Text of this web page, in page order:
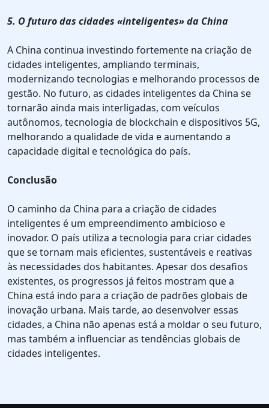
5. O futuro das cidades «inteligentes» da China
A China continua investindo fortemente na criação de
cidades inteligentes, ampliando terminais,
modernizando tecnologias e melhorando processos de
gestão. No futuro, as cidades inteligentes da China se
tornarão ainda mais interligadas, com veículos
autônomos, tecnologia de blockchain e dispositivos 5G,
melhorando a qualidade de vida e aumentando a
capacidade digital e tecnológica do país.
Conclusão
O caminho da China para a criação de cidades
inteligentes é um empreendimento ambicioso e
inovador. O país utiliza a tecnologia para criar cidades
que se tornam mais eficientes, sustentáveis e reativas
às necessidades dos habitantes. Apesar dos desafios
existentes, os progressos já feitos mostram que a
China está indo para a criação de padrões globais de
inovação urbana. Mais tarde, ao desenvolver essas
cidades, a China não apenas está a moldar o seu futuro,
mas também a influenciar as tendências globais de
cidades inteligentes.